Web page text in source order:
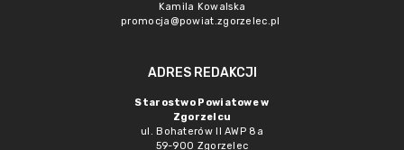
Kamila Kowalska
promocja@powiat.zgorzelec.pl
ADRES REDAKCJI
Starostwo Powiatowe w
Zgorzelcu
ul. Bohaterów II AWP 8a
59-900 Zgorzelec